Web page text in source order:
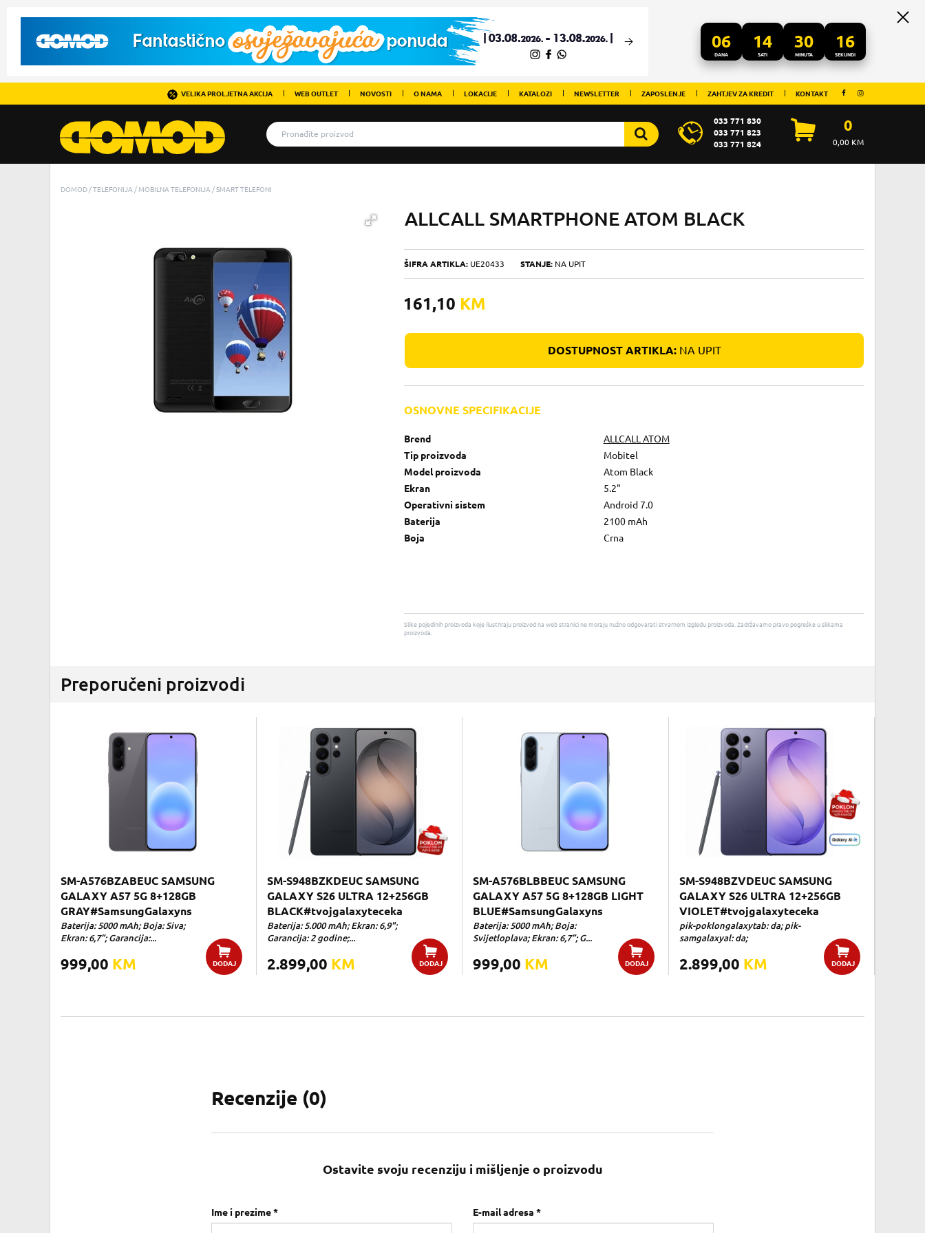
06
DANA
14
SATI
30
MINUTA
16
SEKUNDI
VELIKA PROLJETNA AKCIJA WEB OUTLET NOVOSTI O NAMA LOKACIJE KATALOZI NEWSLETTER ZAPOSLENJE ZAHTJEV ZA KREDIT KONTAKT
033 771 830
033 771 823
033 771 824
0
0,00KM
DOMOD TELEFONIJA MOBILNA TELEFONIJA SMART TELEFONI
ALLCALL SMARTPHONE ATOM BLACK
ŠIFRA ARTIKLA: UE20433 STANJE: NA UPIT
161,10 KM
DOSTUPNOST ARTIKLA:NA UPIT
OSNOVNE SPECIFIKACIJE
Brend
ALLCALL ATOM
Tip proizvoda
Mobitel
Model proizvoda
Atom Black
Ekran
5.2"
Operativni sistem
Android 7.0
Baterija
2100 mAh
Boja
Crna
Slike pojedinih proizvoda koje ilustriraju proizvod na web stranici ne moraju nužno odgovarati stvarnom izgledu proizvoda. Zadržavamo pravo pogreške u slikama
proizvoda.
Preporučeni proizvodi
SM-A576BZABEUC SAMSUNG
GALAXY A57 5G 8+128GB
GRAY#SamsungGalaxyns
Baterija: 5000 mAh; Boja: Siva;
Ekran: 6,7”; Garancija:...
999,00 KM DODAJ
SM-S948BZKDEUC SAMSUNG
GALAXY S26 ULTRA 12+256GB
BLACK#tvojgalaxyteceka
Baterija: 5.000 mAh; Ekran: 6,9";
Garancija: 2 godine;...
2.899,00 KM DODAJ
SM-A576BLBBEUC SAMSUNG
GALAXY A57 5G 8+128GB LIGHT
BLUE#SamsungGalaxyns
Baterija: 5000 mAh; Boja:
Svijetloplava; Ekran: 6,7”; G...
999,00 KM DODAJ
SM-S948BZVDEUC SAMSUNG
GALAXY S26 ULTRA 12+256GB
VIOLET#tvojgalaxyteceka
pik-poklongalaxytab: da; pik-
samgalaxyal: da;
2.899,00 KM DODAJ
Recenzije (0)
Ostavite svoju recenziju i mišljenje o proizvodu
Ime i prezime * E-mail adresa *